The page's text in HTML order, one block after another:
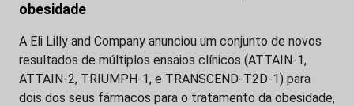
obesidade
A Eli Lilly and Company anunciou um conjunto de novos
resultados de múltiplos ensaios clínicos (ATTAIN-1,
ATTAIN-2, TRIUMPH-1, e TRANSCEND-T2D-1) para
dois dos seus fármacos para o tratamento da obesidade,